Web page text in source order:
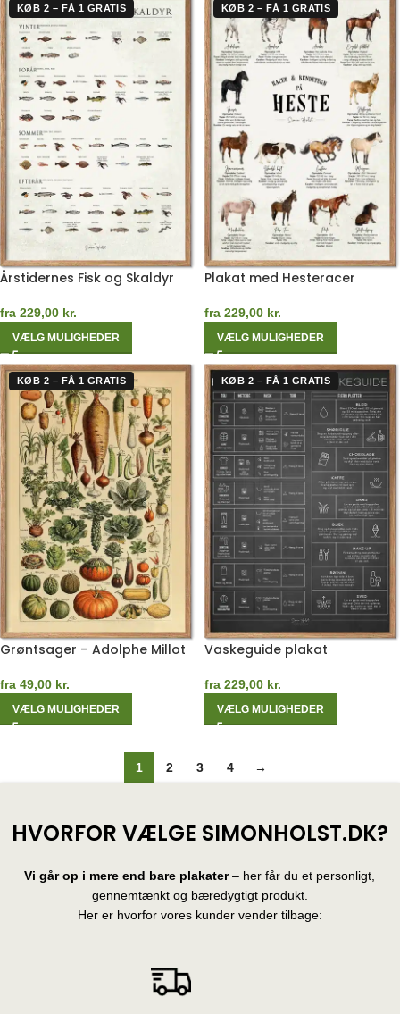
KØB 2 – FÅ 1 GRATIS
Årstidernes Fisk og Skaldyr
fra 229,00 kr.
VÆLG MULIGHEDER
KØB 2 – FÅ 1 GRATIS
Plakat med Hesteracer
fra 229,00 kr.
VÆLG MULIGHEDER
KØB 2 – FÅ 1 GRATIS
Grøntsager – Adolphe Millot
fra 49,00 kr.
VÆLG MULIGHEDER
KØB 2 – FÅ 1 GRATIS
Vaskeguide plakat
fra 229,00 kr.
VÆLG MULIGHEDER
1 2 3 4 →
HVORFOR VÆLGE SIMONHOLST.DK?
Vi går op i mere end bare plakater– her får du et personligt,
gennemtænkt og bæredygtigt produkt.
Her er hvorfor vores kunder vender tilbage: